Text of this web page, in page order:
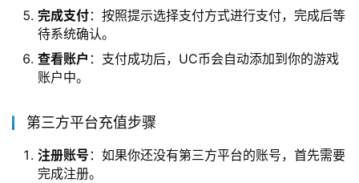
完成支付：按照提示选择支付方式进行支付，完成后等
待系统确认。
查看账户 ：支付成功后，UC币会自动添加到你的游戏
账户中。
第三方平台充值步骤
注册账号 ：如果你还没有第三方平台的账号，首先需要
完成注册。